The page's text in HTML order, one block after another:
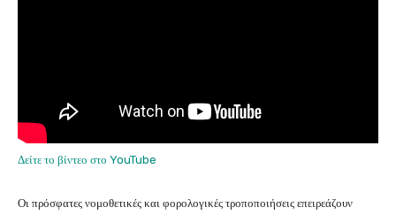
Δείτε το βίντεο στο YouTube
Οι πρόσφατες νομοθετικές και φορολογικές τροποποιήσεις επειρεάζουν